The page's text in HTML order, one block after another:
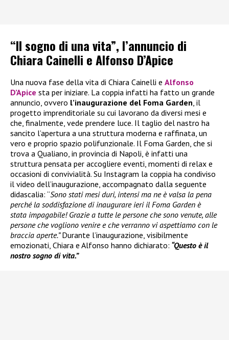
“Il sogno di una vita”, l’annuncio di
Chiara Cainelli e Alfonso D’Apice
Una nuova fase della vita di Chiara Cainelli e Alfonso
D’Apice sta per iniziare. La coppia infatti ha fatto un grande
annuncio, ovvero l’inaugurazione del Foma Garden , il
progetto imprenditoriale su cui lavorano da diversi mesi e
che, finalmente, vede prendere luce. Il taglio del nastro ha
sancito l’apertura a una struttura moderna e raffinata, un
vero e proprio spazio polifunzionale. Il Foma Garden, che si
trova a Qualiano, in provincia di Napoli, è infatti una
struttura pensata per accogliere eventi, momenti di relax e
occasioni di convivialità. Su Instagram la coppia ha condiviso
il video dell’inaugurazione, accompagnato dalla seguente
didascalia: “Sono stati mesi duri, intensi ma ne è valsa la pena
perché la soddisfazione di inaugurare ieri il Foma Garden è
stata impagabile! Grazie a tutte le persone che sono venute, alle
persone che vogliono venire e che verranno vi aspettiamo con le
braccia aperte.”Durante l’inaugurazione, visibilmente
emozionati, Chiara e Alfonso hanno dichiarato: “Questo è il
nostro sogno di vita.”